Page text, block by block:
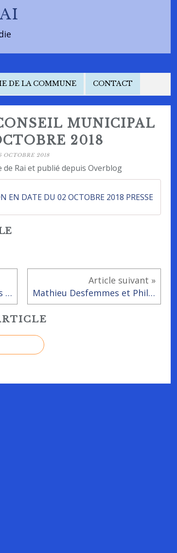
DE LA COMMUNE CONTACT
MUNICIPAL
2018
OCTOBRE 2018
de Rai et publié depuis Overblog
EN DATE DU 02 OCTOBRE 2018 PRESSE
Paul Rouillac est venu nous apprendre à faire des Pop Up à la bibliothèque
Article suivant »
Mathieu Desfemmes et Philippe Gautier à Rai pour les Racont'Arts